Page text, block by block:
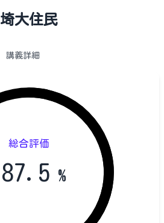
埼大住民
講義詳細
総合評価
87.5 %